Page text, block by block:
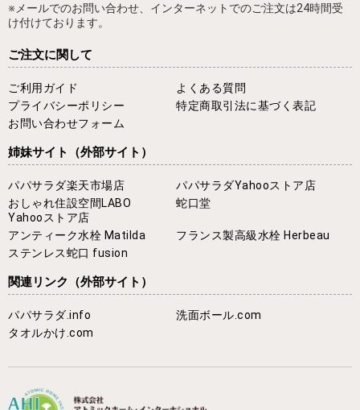
※メールでのお問い合わせ、インターネットでのご注文は24時間受
け付けております。
ご注文に関して
ご利用ガイド
よくある質問
プライバシーポリシー
特定商取引法に基づく表記
お問い合わせフォーム
姉妹サイト （外部サイト）
パパサラダ楽天市場店
パパサラダYahooストア店
おしゃれ住設空間LABO
Yahooストア店
蛇口堂
アンティーク水栓 Matilda
フランス製高級水栓 Herbeau
ステンレス蛇口 fusion
関連リンク （外部サイト）
パパサラダ.info
洗面ボール.com
タオルかけ.com